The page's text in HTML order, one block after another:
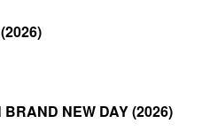
NEW DAY (2026)